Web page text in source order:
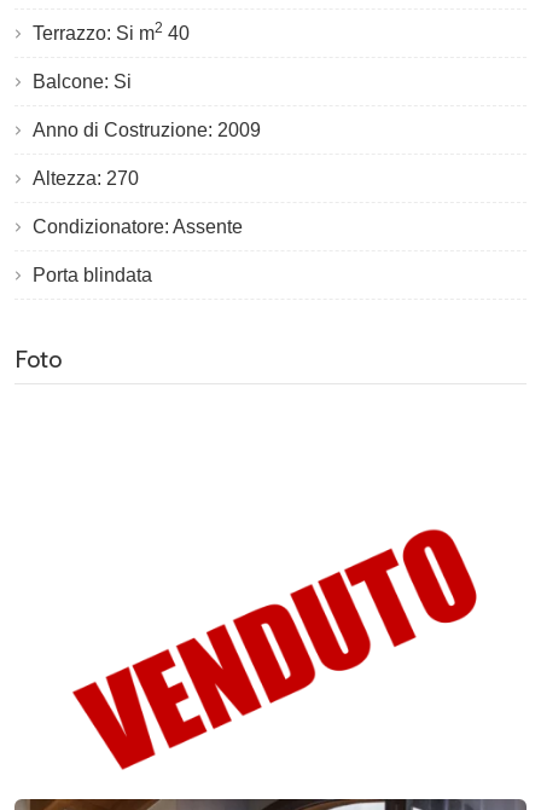
Terrazzo: Si m2 40
Balcone: Si
Anno di Costruzione: 2009
Altezza: 270
Condizionatore: Assente
Porta blindata
Foto